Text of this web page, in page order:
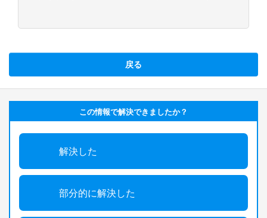
戻る
この情報で解決できましたか？
解決した
部分的に解決した